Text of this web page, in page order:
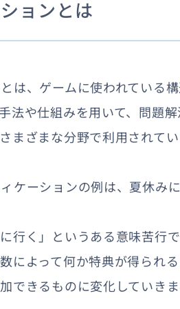
ョンとは
は、ゲームに使われている
法や仕組みを用いて、問題
まざまな分野で利用されて
ケーションの例は、夏休み
に行く」というある意味苦行
によって何か特典が得られ
できるものに変化していき